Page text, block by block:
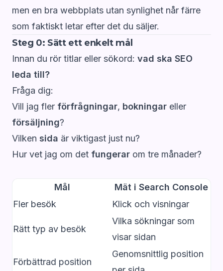
men en bra webbplats utan synlighet når färre
som faktiskt letar efter det du säljer.
Steg 0: Sätt ett enkelt mål
Innan du rör titlar eller sökord: vad ska SEO
leda till?
Fråga dig:
Vill jag fler förfrågningar, bokningar eller
försäljning?
Vilken sida är viktigast just nu?
Hur vet jag om det fungerar om tre månader?
Mål
Mät i Search Console
Fler besök
Klick och visningar
Rätt typ av besök
Vilka sökningar som
visar sidan
Förbättrad position
Genomsnittlig position